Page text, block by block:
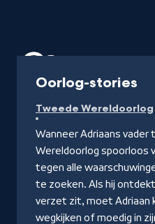
Oorlog-stories
Tweede Wereldoorlog
Wanneer Adriaans vader
Wereldoorlog spoorloos
tegen alle
te zoeken. Als hij
verzet zit, moet Adriaan
wegkijken of moedig in